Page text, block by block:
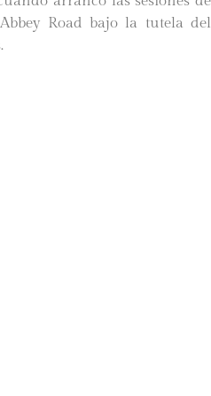
Road bajo la tutela del